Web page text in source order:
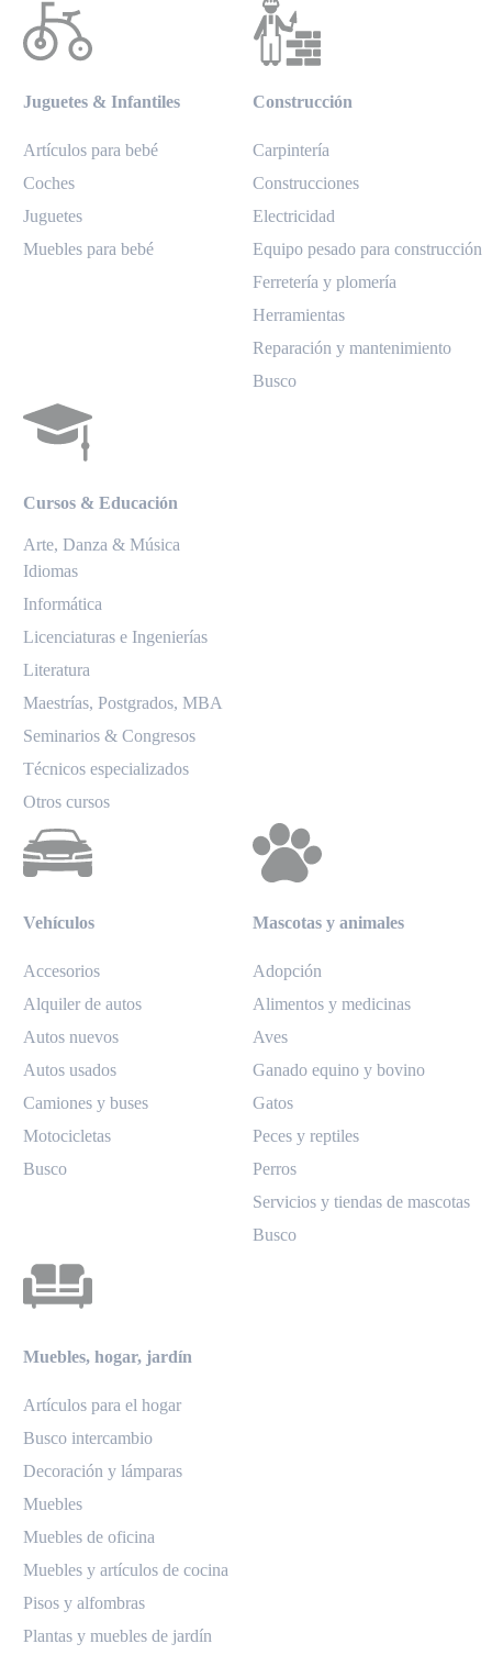
Juguetes & Infantiles
Artículos para bebé
Coches
Juguetes
Muebles para bebé
Construcción
Carpintería
Construcciones
Electricidad
Equipo pesado para construcción
Ferretería y plomería
Herramientas
Reparación y mantenimiento
Busco
Cursos & Educación
Arte, Danza & Música
Idiomas
Informática
Licenciaturas e Ingenierías
Literatura
Maestrías, Postgrados, MBA
Seminarios & Congresos
Técnicos especializados
Otros cursos
Vehículos
Accesorios
Alquiler de autos
Autos nuevos
Autos usados
Camiones y buses
Motocicletas
Busco
Mascotas y animales
Adopción
Alimentos y medicinas
Aves
Ganado equino y bovino
Gatos
Peces y reptiles
Perros
Servicios y tiendas de mascotas
Busco
Muebles, hogar, jardín
Artículos para el hogar
Busco intercambio
Decoración y lámparas
Muebles
Muebles de oficina
Muebles y artículos de cocina
Pisos y alfombras
Plantas y muebles de jardín